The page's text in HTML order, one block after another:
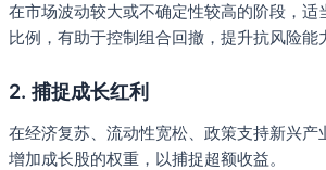
在市场波动较大或不确定性较高的阶段，适
比例，有助于控制组合回撤，提升抗风险能
2. 捕捉成长红利
在经济复苏、流动性宽松、政策支持新兴产
增加成长股的权重，以捕捉超额收益。